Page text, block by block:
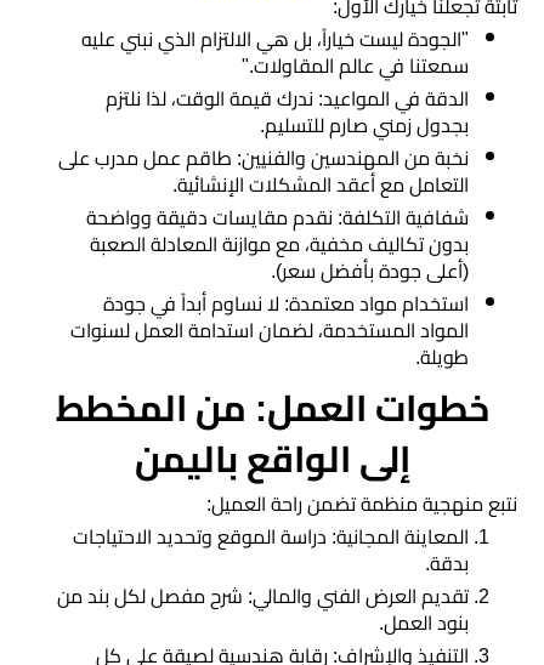
​"الجودة ليست خياراً، بل هي الالتزام الذي نبني عليه
سمعتنا في عالم المقاولات."
​الدقة في المواعيد: ندرك قيمة الوقت، لذا نلتزم
بجدول زمني صارم للتسليم.
​نخبة من المهندسين والفنيين: طاقم عمل مدرب على
التعامل مع أعقد المشكلات الإنشائية.
​شفافية التكلفة: نقدم مقايسات دقيقة وواضحة
بدون تكاليف مخفية، مع موازنة المعادلة الصعبة
(أعلى جودة بأفضل سعر).
​استخدام مواد معتمدة: لا نساوم أبداً في جودة
المواد المستخدمة، لضمان استدامة العمل لسنوات
طويلة.
​خطوات العمل: من المخطط
إلى الواقع باليمن
​نتبع منهجية منظمة تضمن راحة العميل:
​المعاينة المجانية: دراسة الموقع وتحديد الاحتياجات
بدقة.
​تقديم العرض الفني والمالي: شرح مفصل لكل بند من
بنود العمل.
​التنفيذ والإشراف: رقابة هندسية لصيقة على كل